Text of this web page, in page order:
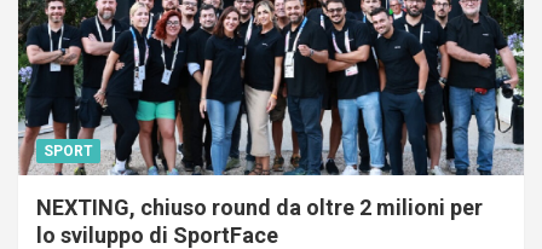
SPORT
NEXTING, chiuso round da oltre 2 milioni per
lo sviluppo di SportFace